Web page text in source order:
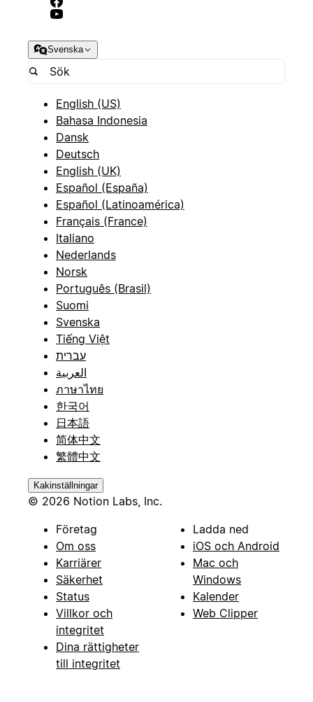
Svenska
English (US)
Bahasa Indonesia
Dansk
Deutsch
English (UK)
Español (España)
Español (Latinoamérica)
Français (France)
Italiano
Nederlands
Norsk
Português (Brasil)
Suomi
Svenska
Tiếng Việt
עברית
العربية
ภาษาไทย
한국어
日本語
简体中文
繁體中文
Kakinställningar
© 2026 Notion Labs, Inc.
Företag
Om oss
Karriärer
Säkerhet
Status
Villkor och
integritet
Dina rättigheter
till integritet
Ladda ned
iOS och Android
Mac och
Windows
Kalender
Web Clipper